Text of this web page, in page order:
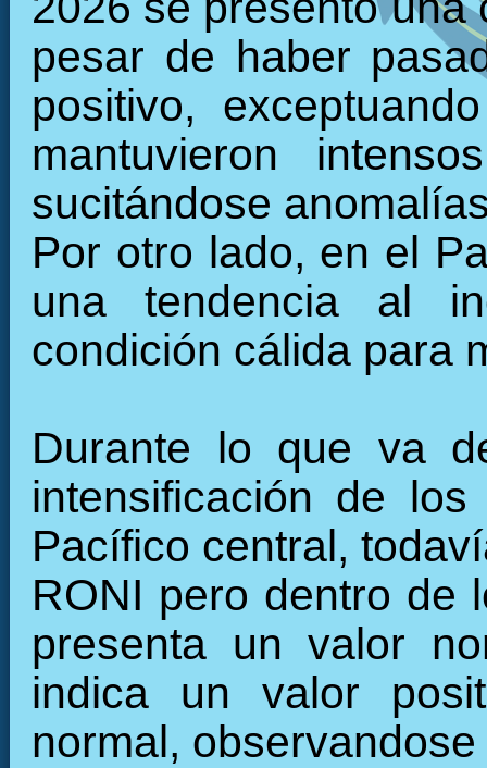
pesar de haber
positivo,
mantuvieron
sucitándose
Por otro lado, en el
una tendencia al
condición cálida para
Durante lo que va
intensificación de
Pacífico central,
RONI pero dentro de
presenta un valor
indica un valor
normal,